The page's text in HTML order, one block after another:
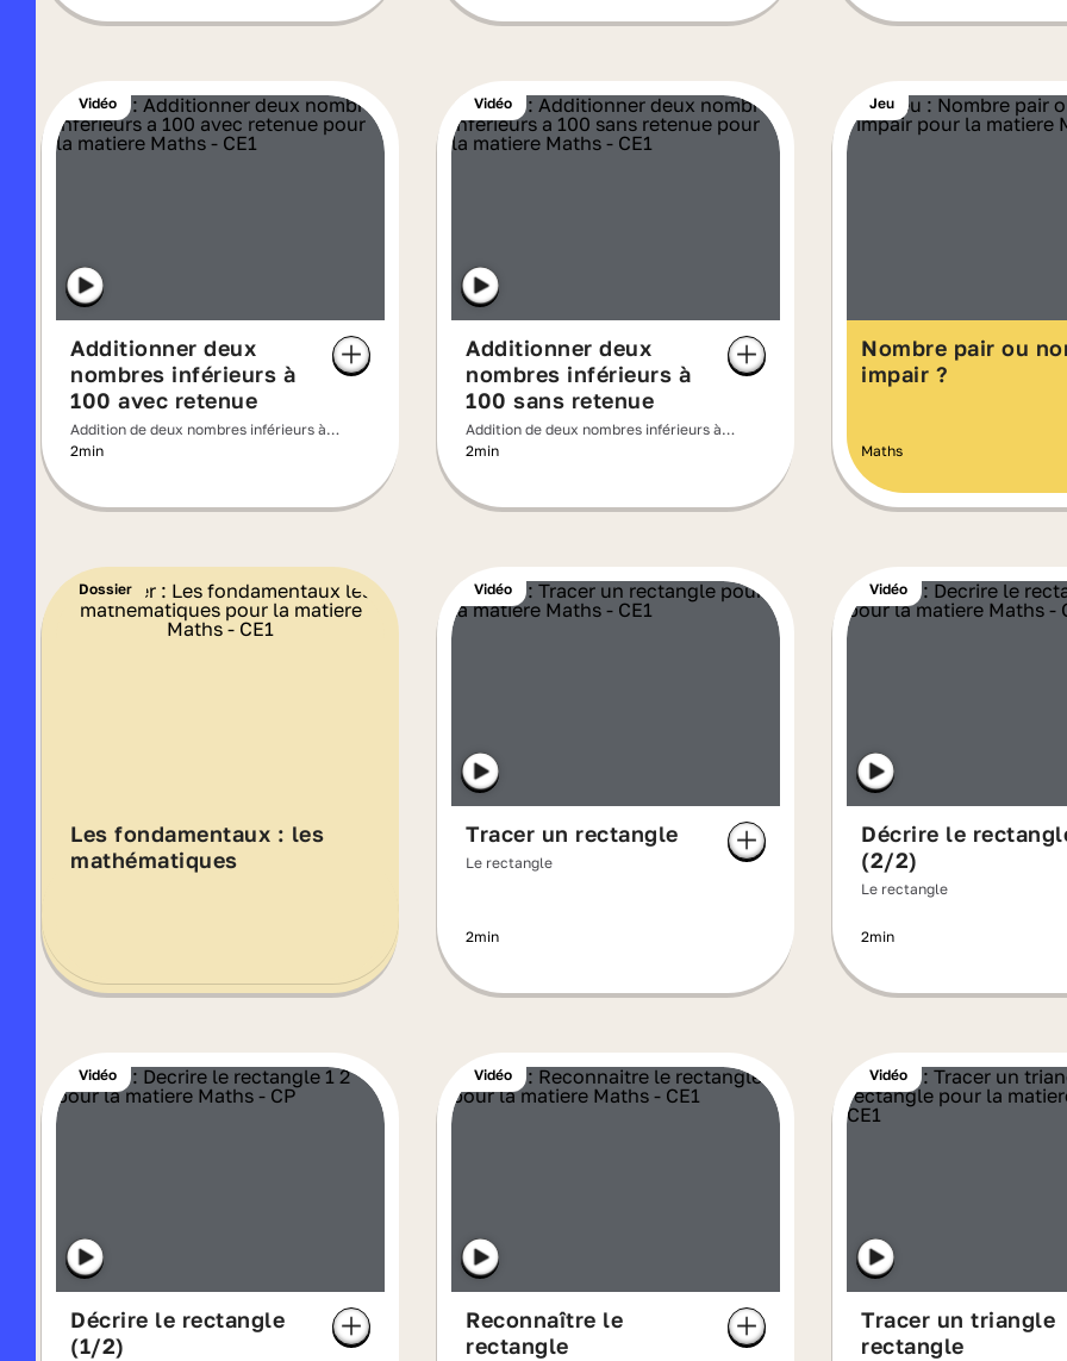
Vidéo
Additionner deux
nombres inférieurs à
100 avec retenue
Addition de deux nombres inférieurs à
100
2min
Vidéo
Additionner deux
nombres inférieurs à
100 sans retenue
Addition de deux nombres inférieurs à
100
2min
Jeu
Nombre pair ou
impair ?
Maths
Dossier
Les fondamentaux : les
mathématiques
Vidéo
Tracer un rectangle
Le rectangle
2min
Vidéo
Décrire le
(2/2)
Le rectangle
2min
Vidéo
Décrire le rectangle
(1/2)
Vidéo
Reconnaître le
rectangle
Vidéo
Tracer un triangle
rectangle